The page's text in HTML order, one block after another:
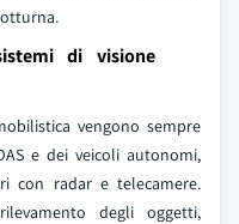
di visione
vengono sempre
e dei veicoli autonomi,
con radar e telecamere.
degli oggetti,